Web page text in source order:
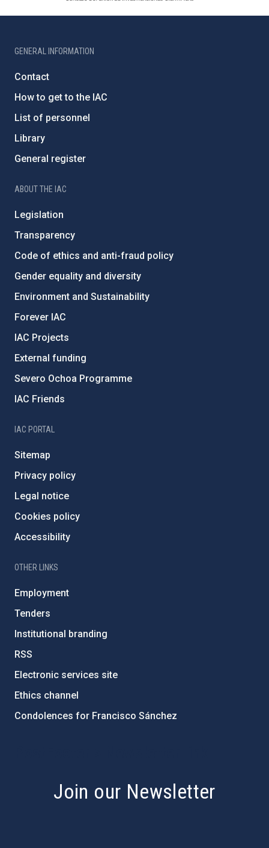
GENERAL INFORMATION
Contact
How to get to the IAC
List of personnel
Library
General register
ABOUT THE IAC
Legislation
Transparency
Code of ethics and anti-fraud policy
Gender equality and diversity
Environment and Sustainability
Forever IAC
IAC Projects
External funding
Severo Ochoa Programme
IAC Friends
IAC PORTAL
Sitemap
Privacy policy
Legal notice
Cookies policy
Accessibility
OTHER LINKS
Employment
Tenders
Institutional branding
RSS
Electronic services site
Ethics channel
Condolences for Francisco Sánchez
Join our Newsletter